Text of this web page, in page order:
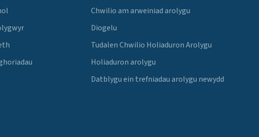
Chwilio am arweiniad arolygu
Diogelu
Tudalen Chwilio Holiaduron Arolygu
Holiaduron arolygu
Datblygu ein trefniadau arolygu newydd